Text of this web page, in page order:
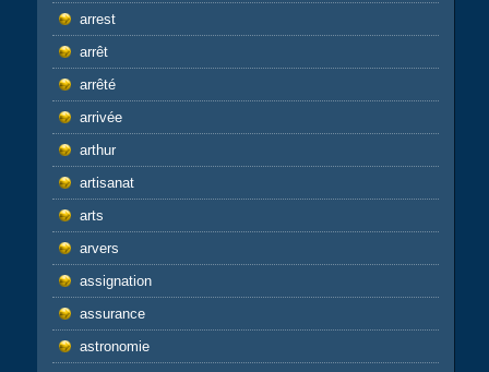
arrest
arrêt
arrêté
arrivée
arthur
artisanat
arts
arvers
assignation
assurance
astronomie